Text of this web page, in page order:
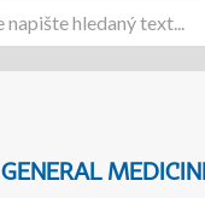
GENERAL